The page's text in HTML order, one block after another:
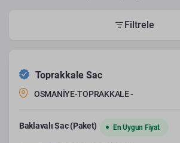
Filtrele
Toprakkale Sac
OSMANİYE-TOPRAKKALE -
Baklavalı Sac (Paket) En Uygun Fiyat